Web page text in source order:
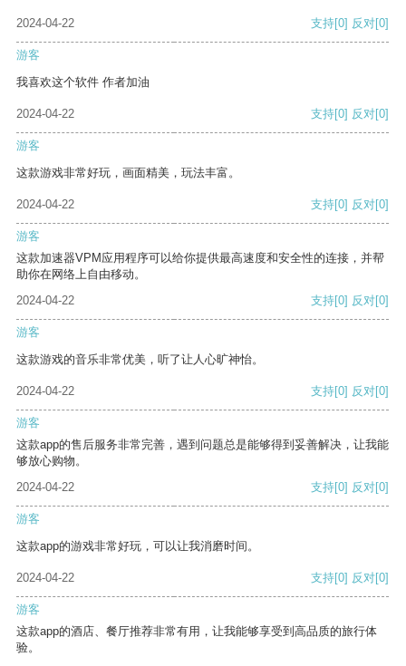
2024-04-22 支持[0] 反对[0]
游客
我喜欢这个软件 作者加油
2024-04-22 支持[0] 反对[0]
游客
这款游戏非常好玩，画面精美，玩法丰富。
2024-04-22 支持[0] 反对[0]
游客
这款加速器VPM应用程序可以给你提供最高速度和安全性的连接，并帮
助你在网络上自由移动。
2024-04-22
支持[0] 反对[0]
游客
这款游戏的音乐非常优美，听了让人心旷神怡。
2024-04-22 支持[0] 反对[0]
游客
这款app的售后服务非常完善，遇到问题总是能够得到妥善解决，让我能
够放心购物。
2024-04-22
支持[0] 反对[0]
游客
这款app的游戏非常好玩，可以让我消磨时间。
2024-04-22 支持[0] 反对[0]
游客
这款app的酒店、餐厅推荐非常有用，让我能够享受到高品质的旅行体
验。